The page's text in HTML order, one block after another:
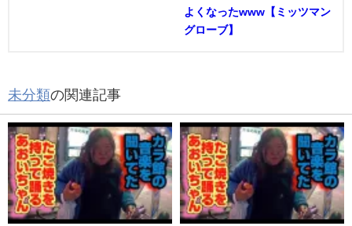
よくなったwww【ミッツマン
グローブ】
未分類の関連記事